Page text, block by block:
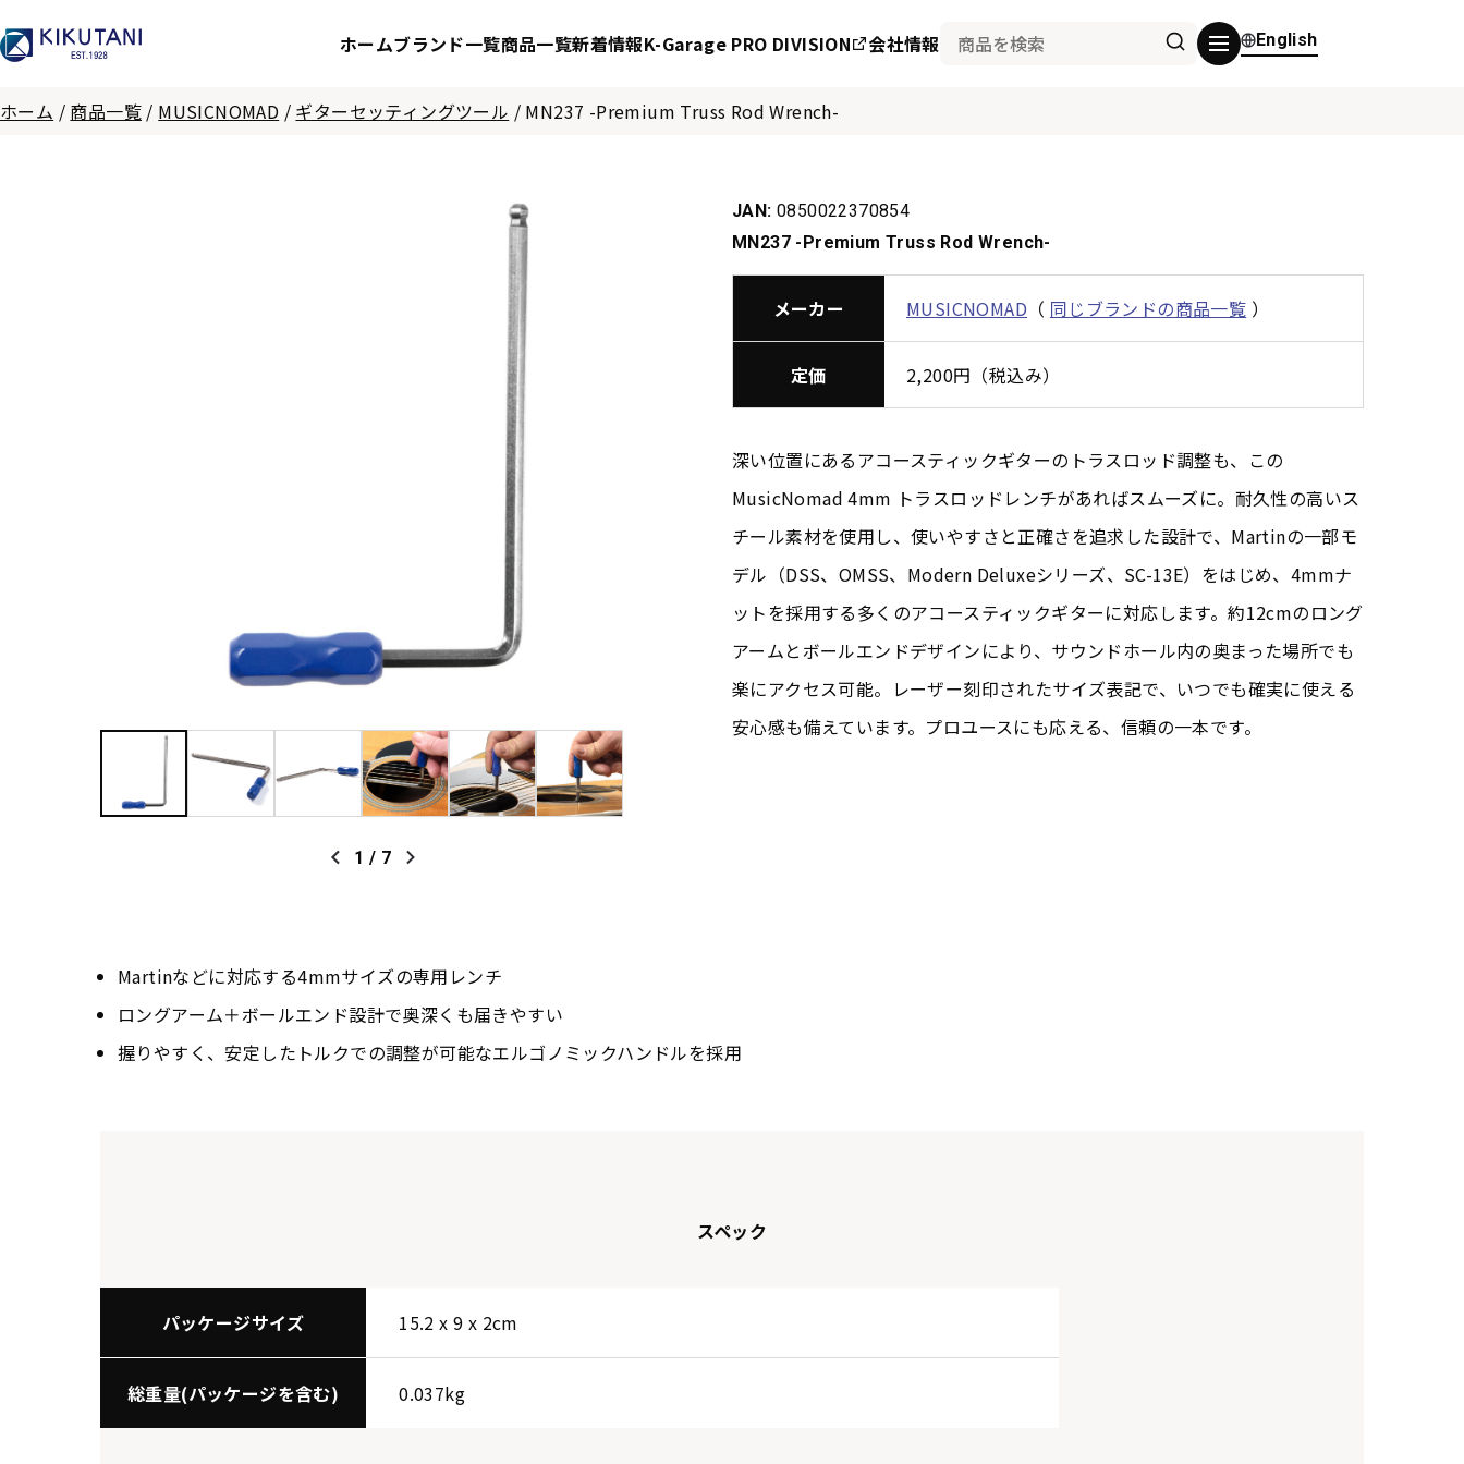
ホームブランド一覧商品一覧新着情報K-Garage PRO DIVISION 会社情報 English
ホーム / 商品一覧 / MUSICNOMAD / ギターセッティングツール / MN237 -Premium Truss Rod Wrench-
1 / 7
JAN: 0850022370854
MN237 -Premium Truss Rod Wrench-
メーカー MUSICNOMAD （ 同じブランドの商品一覧 ）
定価 2,200円（税込み）
深い位置にあるアコースティックギターのトラスロッド調整も、この
MusicNomad 4mm トラスロッドレンチがあればスムーズに。耐久性の高いス
チール素材を使用し、使いやすさと正確さを追求した設計で、Martinの一部モ
デル（DSS、OMSS、Modern Deluxeシリーズ、SC-13E）をはじめ、4mmナ
ットを採用する多くのアコースティックギターに対応します。約12cmのロング
アームとボールエンドデザインにより、サウンドホール内の奥まった場所でも
楽にアクセス可能。レーザー刻印されたサイズ表記で、いつでも確実に使える
安心感も備えています。プロユースにも応える、信頼の一本です。
Martinなどに対応する4mmサイズの専用レンチ
ロングアーム＋ボールエンド設計で奥深くも届きやすい
握りやすく、安定したトルクでの調整が可能なエルゴノミックハンドルを採用
スペック
パッケージサイズ 15.2 x 9 x 2cm
総重量(パッケージを含む) 0.037kg